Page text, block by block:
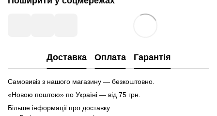
Доставка Оплата Гарантія
Самовивіз з нашого магазину — безкоштовно.
«Новою поштою» по Україні — від 75 грн.
Більше інформації про доставку